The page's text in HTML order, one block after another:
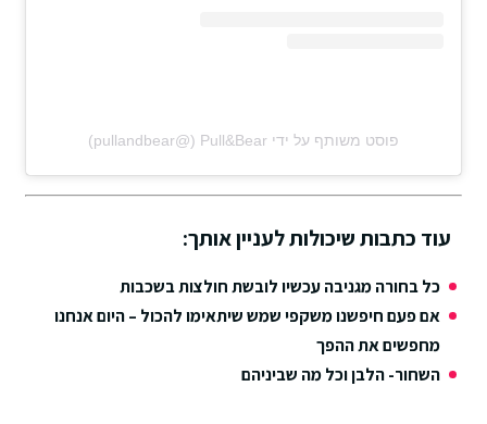
פוסט משותף על ידי ‏‎Pull&Bear‎‏ (@‏‎pullandbear‎‏)
עוד כתבות שיכולות לעניין אותך:
כל בחורה מגניבה עכשיו לובשת חולצות בשכבות
אם פעם חיפשנו משקפי שמש שיתאימו להכול – היום אנחנו
מחפשים את ההפך
השחור- הלבן וכל מה שביניהם